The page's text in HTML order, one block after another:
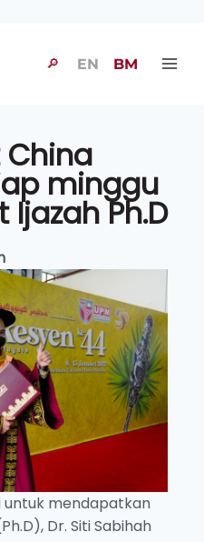
🔎 EN BM
China
minggu
Ph.D
untuk mendapatkan
Dr. Siti Sabihah